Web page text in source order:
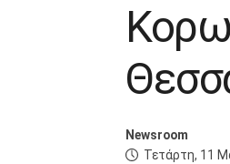
Newsroom
Τετάρτη, 11